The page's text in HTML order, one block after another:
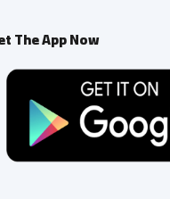
The App Now